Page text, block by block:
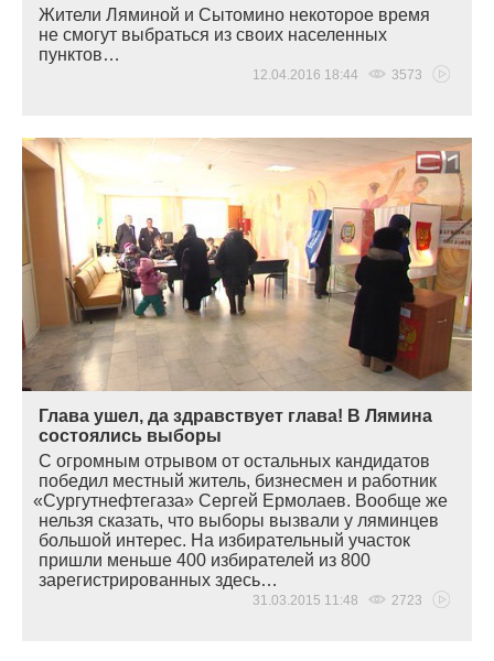
Жители Ляминой и Сытомино некоторое время
не смогут выбраться из своих населенных
пунктов…
12.04.2016 18:44 3573
Глава ушел, да здравствует глава! В Лямина
состоялись выборы
С огромным отрывом от остальных кандидатов
победил местный житель, бизнесмен и работник
«Сургутнефтегаза» Сергей Ермолаев. Вообще же
нельзя сказать, что выборы вызвали у ляминцев
большой интерес. На избирательный участок
пришли меньше 400 избирателей из 800
зарегистрированных здесь…
31.03.2015 11:48 2723